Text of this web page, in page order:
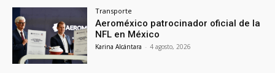
Transporte
Aeroméxico patrocinador oficial de la
NFL en México
Karina Alcántara - 4 agosto, 2026